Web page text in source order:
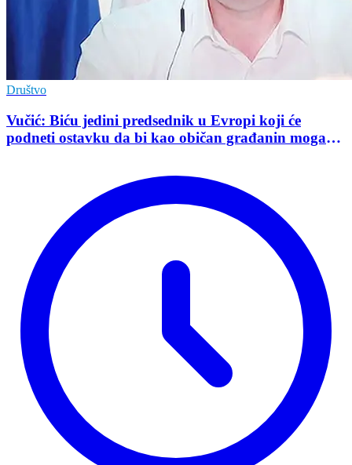
Društvo
Vučić: Biću jedini predsednik u Evropi koji će
podneti ostavku da bi kao običan građanin mogao